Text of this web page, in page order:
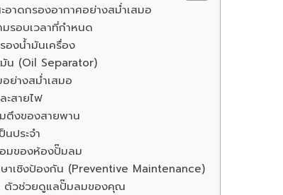
อาดกรองอากาศอย่างสม่ำเสมอ
รอบเวลาที่กำหนด
องน้ำมันเครื่อง
น (Oil Separator)
ย่างสม่ำเสมอ
ะสายไฟ
ตึงของสายพาน
ประจำ
มของห้องปั๊มลม
ษาเชิงป้องกัน (Preventive Maintenance)
ตัวช่วยดูแลปั๊มลมของคุณ